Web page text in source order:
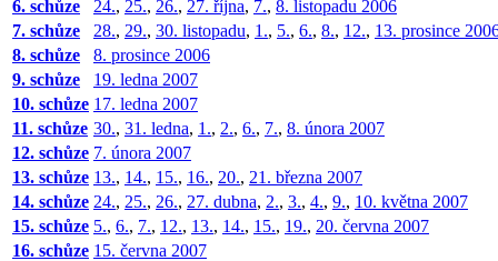
6. schůze
24., 25., 26., 27. října, 7., 8. listopadu 2006
7. schůze
28., 29., 30. listopadu, 1., 5., 6., 8., 12., 13. prosince
8. schůze
8. prosince 2006
9. schůze
19. ledna 2007
10. schůze 17. ledna 2007
11. schůze 30., 31. ledna, 1., 2., 6., 7., 8. února 2007
12. schůze 7. února 2007
13. schůze 13., 14., 15., 16., 20., 21. března 2007
14. schůze 24., 25., 26., 27. dubna, 2., 3., 4., 9., 10. května 2007
15. schůze 5., 6., 7., 12., 13., 14., 15., 19., 20. června 2007
16. schůze 15. června 2007